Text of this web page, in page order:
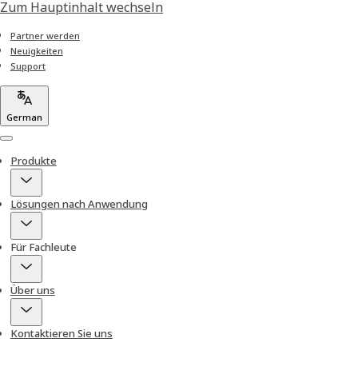
Zum Hauptinhalt wechseln
Partner werden
Neuigkeiten
Support
German
Menu
Produkte
Lösungen nach Anwendung
Für Fachleute
Über uns
Kontaktieren Sie uns